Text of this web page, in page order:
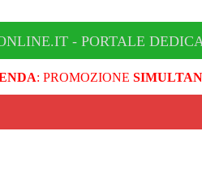
- PORTALE
: PROMOZIONE